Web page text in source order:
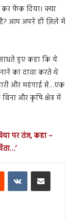
कर फेंक दिया। क्या
है? आप अपने ही ज़िले में
साधते हुए कहा कि ये
का दावा करते थे
और महंगाई से…एक
और कृषि क्षेत्र में
पर तंज, कहा –
Reddit VKontakteShare via Email